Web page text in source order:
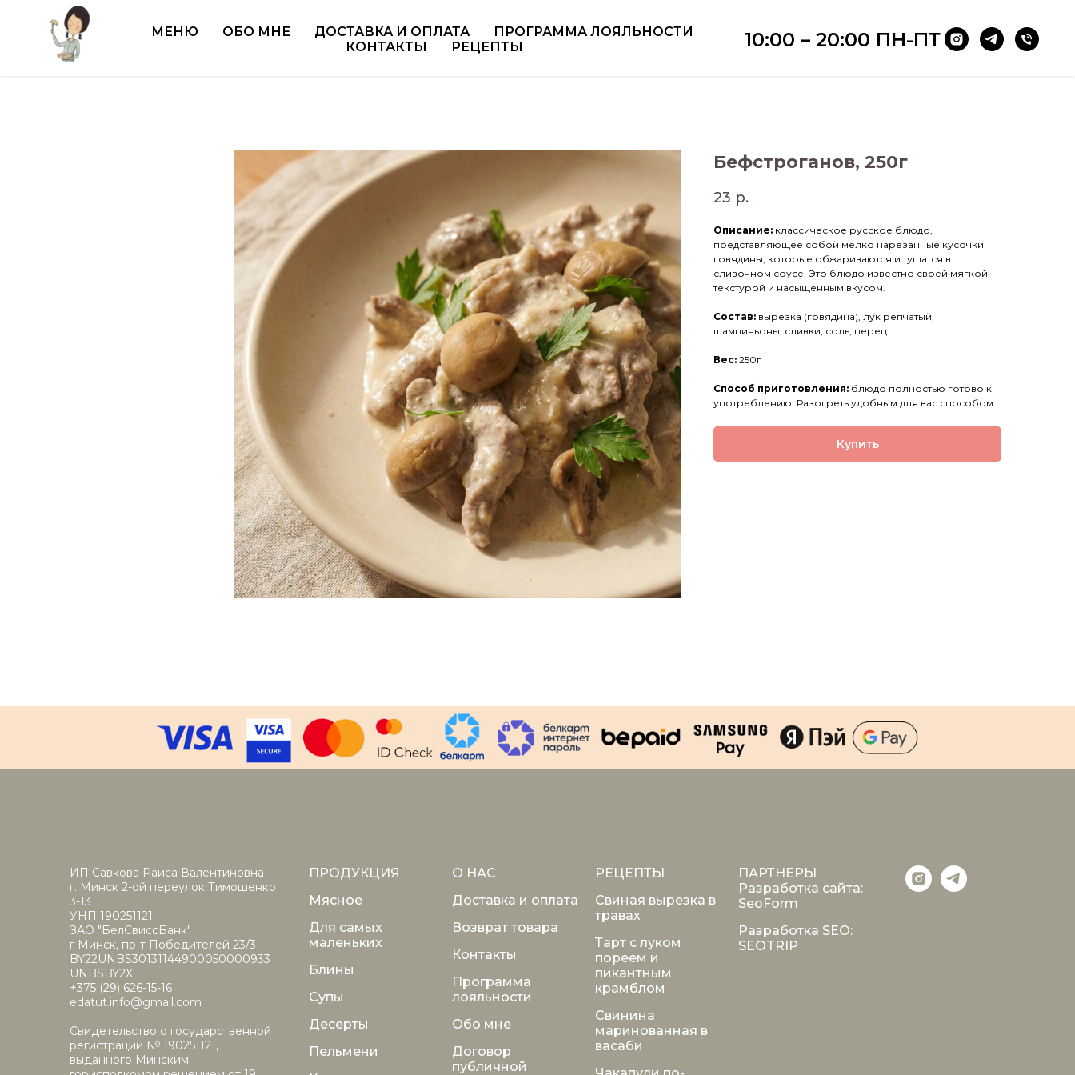
МЕНЮ ОБО МНЕ ДОСТАВКА И ОПЛАТА
ПРОГРАММА ЛОЯЛЬНОСТИ
КОНТАКТЫ
РЕЦЕПТЫ 10:00 – 20:00 ПН-ПТ
Главная
Бефстроганов, 250г
23 р.
Описание: классическое русское блюдо,
представляющее собой мелко нарезанные кусочки
говядины, которые обжариваются и тушатся в
сливочном соусе. Это блюдо известно своей мягкой
текстурой и насыщенным вкусом.
Состав: вырезка (говядина), лук репчатый,
шампиньоны, сливки, соль, перец.
Вес: 250г
Способ приготовления: блюдо полностью готово к
употреблению. Разогреть удобным для вас способом.
Купить
ИП Савкова Раиса Валентиновна
г. Минск 2-ой переулок Тимошенко
3-13
УНП 190251121
ЗАО "БелСвиссБанк"
г Минск, пр-т Победителей 23/3
BY22UNBS30131144900050000933
UNBSBY2X
+375 (29) 626-15-16
edatut.info@gmail.com
Свидетельство о государственной
регистрации № 190251121,
выданного Минским
ПРОДУКЦИЯ
Мясное
Для самых
маленьких
Блины
Супы
Десерты
Пельмени
О НАС
Доставка и оплата
Возврат товара
Контакты
Программа
лояльности
Обо мне
Договор
публичной
РЕЦЕПТЫ
Свиная вырезка в
травах
Тарт с луком
пореем и
пикантным
крамблом
Свинина
маринованная в
васаби
ПАРТНЕРЫ
Разработка сайта:
SeoForm
Разработка SEO:
SEOTRIP